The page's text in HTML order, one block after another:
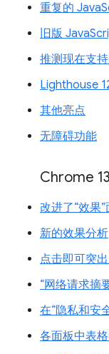
重复的
旧版
推测现在支
Lighthouse
其他亮点
无障碍功能
Chrome
改进了“效果
新的效果分析
点击即可突
“网络请求摘
在“隐私和安
各面板中表